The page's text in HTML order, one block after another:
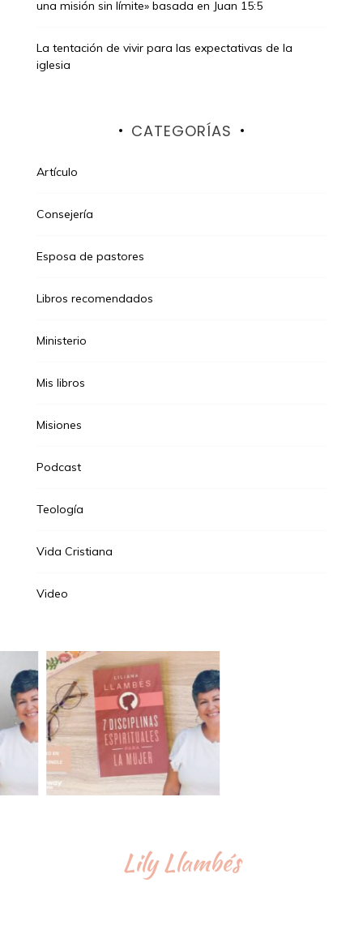
una misión sin límite» basada en Juan 15:5
La tentación de vivir para las expectativas de la
iglesia
CATEGORÍAS
Artículo
Consejería
Esposa de pastores
Libros recomendados
Ministerio
Mis libros
Misiones
Podcast
Teología
Vida Cristiana
Video
Lily Llambés